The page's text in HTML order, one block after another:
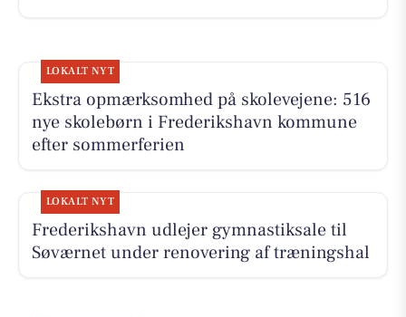
LOKALT NYT
Ekstra opmærksomhed på skolevejene: 516
nye skolebørn i Frederikshavn kommune
efter sommerferien
LOKALT NYT
Frederikshavn udlejer gymnastiksale til
Søværnet under renovering af træningshal